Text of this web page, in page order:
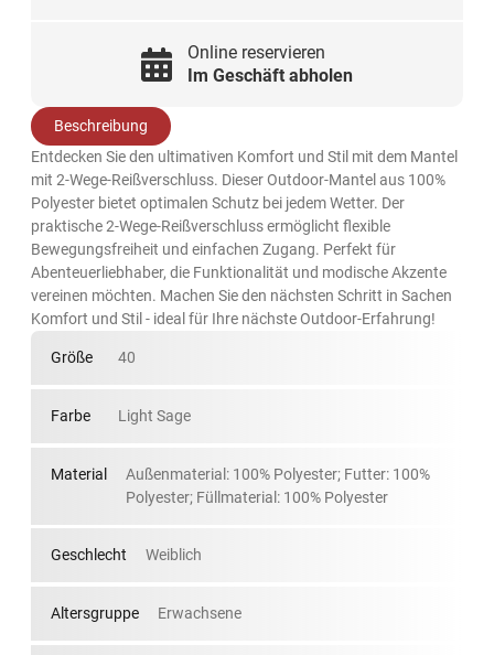
Online reservieren
Im Geschäft abholen
Beschreibung
Entdecken Sie den ultimativen Komfort und Stil mit dem Mantel
mit 2-Wege-Reißverschluss. Dieser Outdoor-Mantel aus 100%
Polyester bietet optimalen Schutz bei jedem Wetter. Der
praktische 2-Wege-Reißverschluss ermöglicht flexible
Bewegungsfreiheit und einfachen Zugang. Perfekt für
Abenteuerliebhaber, die Funktionalität und modische Akzente
vereinen möchten. Machen Sie den nächsten Schritt in Sachen
Komfort und Stil - ideal für Ihre nächste Outdoor-Erfahrung!
Größe 40
Farbe Light Sage
Material
Außenmaterial: 100% Polyester; Futter: 100%
Polyester; Füllmaterial: 100% Polyester
Geschlecht Weiblich
Altersgruppe Erwachsene